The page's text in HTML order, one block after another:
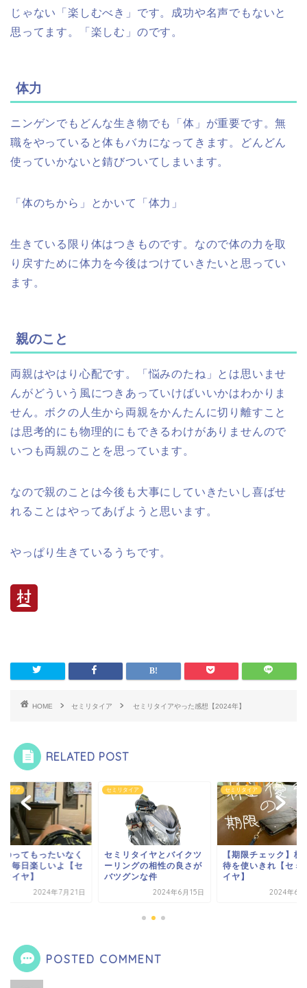
じゃない「楽しむべき」です。成功や名声でもないと
思ってます。「楽しむ」のです。
体力
ニンゲンでもどんな生き物でも「体」が重要です。無
職をやっていると体もバカになってきます。どんどん
使っていかないと錆びついてしまいます。
「体のちから」とかいて「体力」
生きている限り体はつきものです。なので体の力を取
り戻すために体力を今後はつけていきたいと思ってい
ます。
親のこと
両親はやはり心配です。「悩みのたね」とは思いませ
んがどういう風につきあっていけばいいかはわかりま
せん。ボクの人生から両親をかんたんに切り離すこと
は思考的にも物理的にもできるわけがありませんので
いつも両親のことを思っています。
なので親のことは今後も大事にしていきたいし喜ばせ
れることはやってあげようと思います。
やっぱり生きているうちです。
HOME セミリタイア セミリタイアやった感想【2024年】
RELATED POST
タイア
のってもったいなく
？毎日楽しいよ【セ
イヤ】
2024年7月21日
セミリタイア
セミリタイヤとバイクツ
ーリングの相性の良さが
バツグンな件
2024年6月15日
セミリタイア
【期限チェック】株
待を使いきれ【セミ
イヤ】
2024年6
POSTED COMMENT